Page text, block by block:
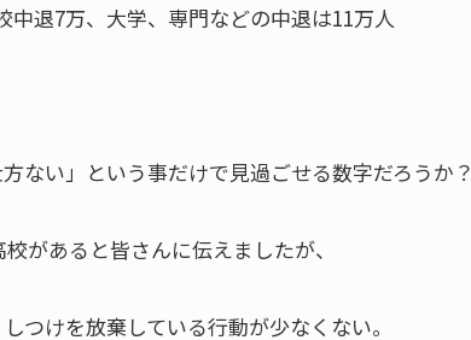
退7万、大学、専門などの中退は11万人
ない」という事だけで見過ごせる数字だろうか？
があると皆さんに伝えましたが、
つけを放棄している行動が少なくない。